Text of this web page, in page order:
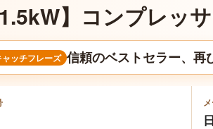
1.5kW】コンプレッ
ャッチフレーズ 信頼のベストセラー、再